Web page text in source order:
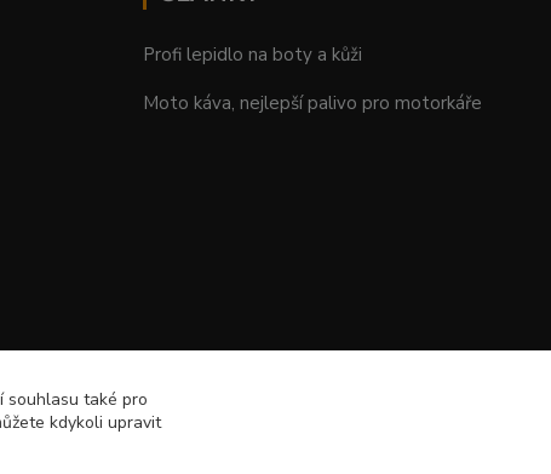
Profi lepidlo na boty a kůži
Moto káva, nejlepší palivo pro motorkáře
souhlasu také pro
kdykoli upravit